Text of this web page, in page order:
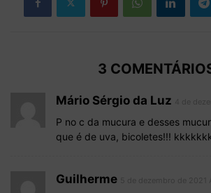
3
Mário Sérgio da Luz
P no c da mucura e desses
que é de uva, bicoletes!!!
Guilherme